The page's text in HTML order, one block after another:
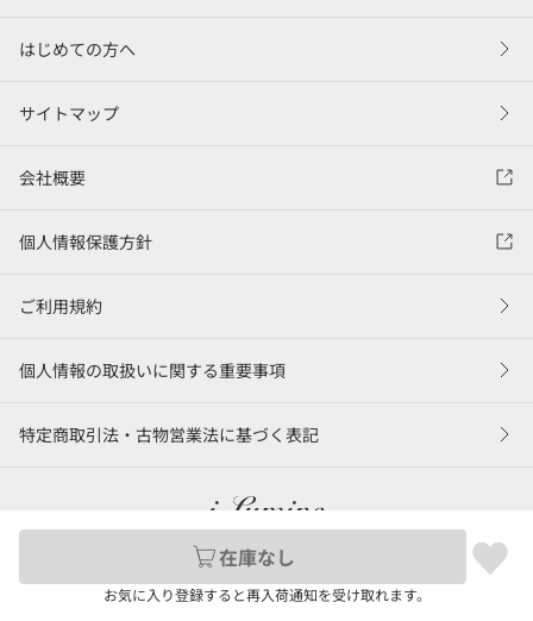
在庫なし
お気に入り登録すると再入荷通知を受け取れます。
はじめての方へ
サイトマップ
会社概要
個人情報保護方針
ご利用規約
個人情報の取扱いに関する重要事項
特定商取引法・古物営業法に基づく表記
©LUMINE Co., Ltd.